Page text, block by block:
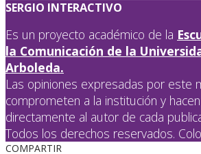
SERGIO INTERACTIVO
Es un proyecto académico de la
la Comunicación de la
Arboleda.
Las opiniones expresadas por este
comprometen a la institución y
directamente al autor de cada
Todos los derechos reservados.
COMPARTIR